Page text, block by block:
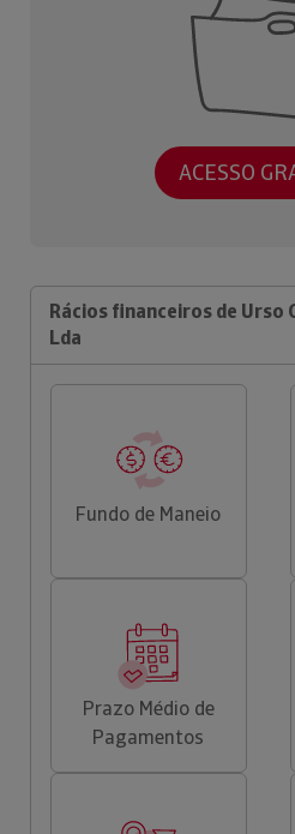
ACESSO
Rácios financeiros de Urso
Lda
Fundo de Maneio
Prazo Médio de
Pagamentos